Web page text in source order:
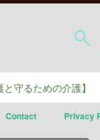
るための介護】ポイ
Contact Privacy